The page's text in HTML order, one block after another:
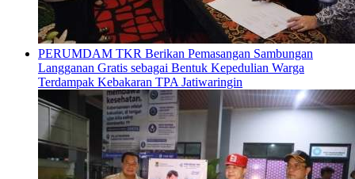
PERUMDAM TKR Berikan Pemasangan Sambungan
Langganan Gratis sebagai Bentuk Kepedulian Warga
Terdampak Kebakaran TPA Jatiwaringin